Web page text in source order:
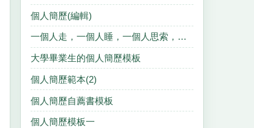
個人簡歷(編輯)
一個人走，一個人睡，一個人思索，一個人沉醉
大學畢業生的個人簡歷模板
個人簡歷範本(2)
個人簡歷自薦書模板
個人簡歷模板一